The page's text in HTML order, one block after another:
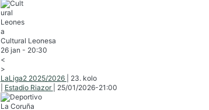
Cultural Leonesa
26 jan - 20:30
<
>
LaLiga2 2025/2026
23. kolo
Estadio Riazor 25/01/2026-21:00